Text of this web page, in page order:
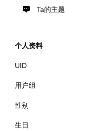
Ta的主题
个人资料
UID
用户组
性别
生日